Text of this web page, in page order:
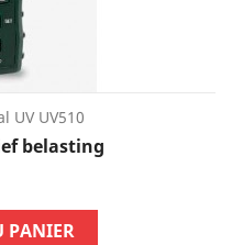
UV UV510
belasting
PANIER